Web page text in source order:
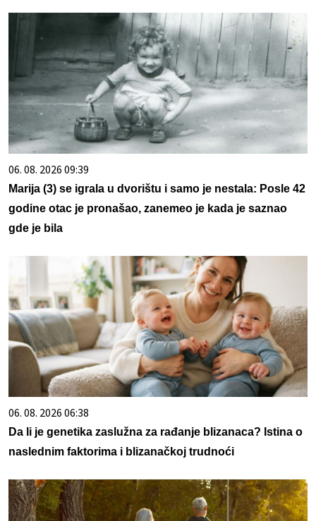
06. 08. 2026 09:39
Marija (3) se igrala u dvorištu i samo je nestala: Posle 42
godine otac je pronašao, zanemeo je kada je saznao
gde je bila
06. 08. 2026 06:38
Da li je genetika zaslužna za rađanje blizanaca? Istina o
naslednim faktorima i blizanačkoj trudnoći